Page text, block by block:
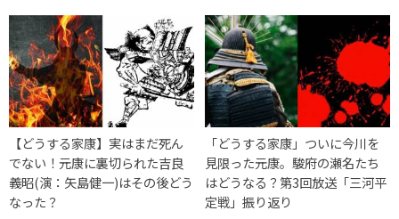
【どうする家康】実はまだ死ん
でない！元康に裏切られた吉良
義昭(演：矢島健一)はその後どう
なった？
「どうする家康」ついに今川を
見限った元康。駿府の瀬名たち
はどうなる？第3回放送「三河平
定戦」振り返り